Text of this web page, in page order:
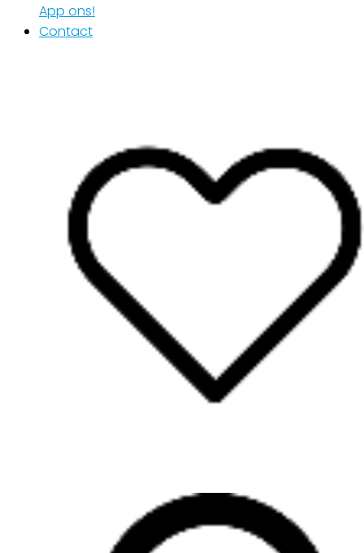
App ons!
Contact